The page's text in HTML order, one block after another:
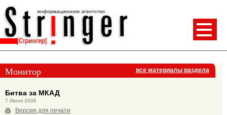
Монитор все материалы раздела
Битва за МКАД
7 Июня 2006
Версия для печати